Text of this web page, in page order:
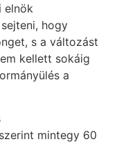
elnök
hogy
s a változást
kellett sokáig
a
mintegy 60